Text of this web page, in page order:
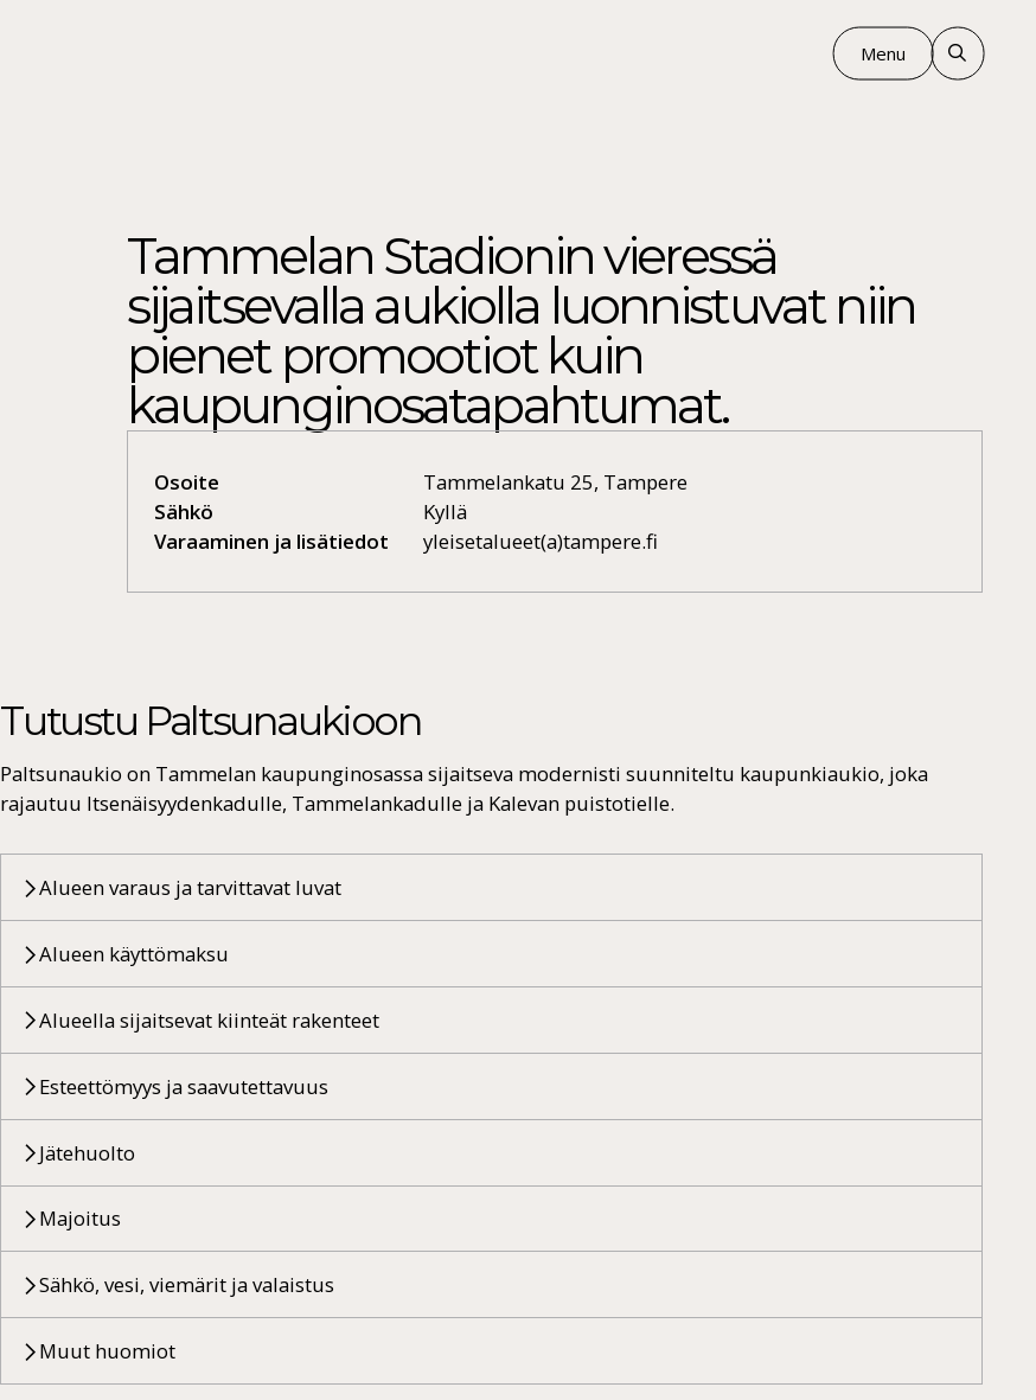
Menu
Tammelan Stadionin vieressä
sijaitsevalla aukiolla luonnistuvat niin
pienet promootiot kuin
kaupunginosatapahtumat.
Osoite
Tammelankatu 25, Tampere
Sähkö
Kyllä
Varaaminen ja lisätiedot
yleisetalueet(a)tampere.fi
Tutustu Paltsunaukioon
Paltsunaukio on Tammelan kaupunginosassa sijaitseva modernisti suunniteltu kaupunkiaukio, joka
rajautuu Itsenäisyydenkadulle, Tammelankadulle ja Kalevan puistotielle.
Alueen varaus ja tarvittavat luvat
Alueen käyttömaksu
Alueella sijaitsevat kiinteät rakenteet
Esteettömyys ja saavutettavuus
Jätehuolto
Majoitus
Sähkö, vesi, viemärit ja valaistus
Muut huomiot